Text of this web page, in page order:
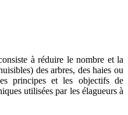
à réduire le nombre et la
des arbres, des haies ou
principes et les objectifs de
utilisées par les élagueurs à